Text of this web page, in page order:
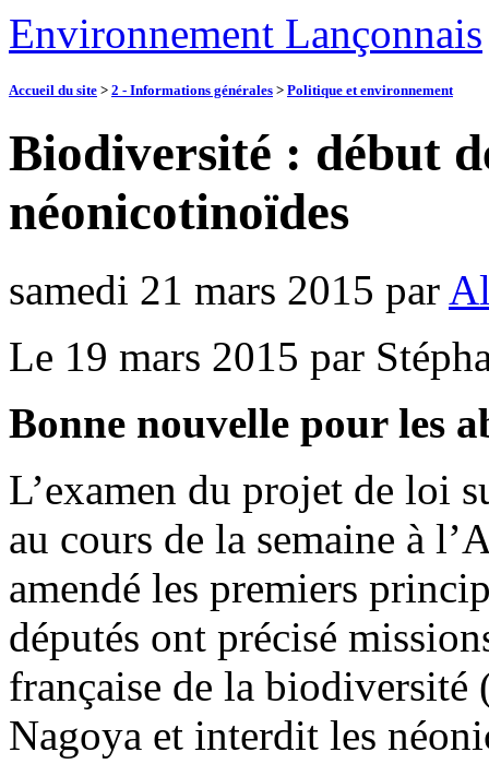
Environnement Lançonnais
Accueil du site > 2 - Informations générales > Politique et environnement
Biodiversité : début
néonicotinoïdes
samedi 21 mars 2015 par
Le 19 mars 2015 par
Bonne nouvelle pour les
L’examen du projet de loi
au cours de la semaine à
amendé les premiers
députés ont précisé
française de la
Nagoya et interdit les